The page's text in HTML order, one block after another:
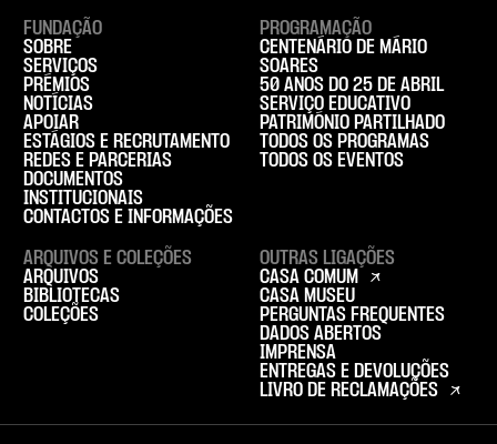
FUNDAÇÃO
SOBRE
SERVIÇOS
PRÉMIOS
NOTÍCIAS
APOIAR
ESTÁGIOS E RECRUTAMENTO
REDES E PARCERIAS
DOCUMENTOS
INSTITUCIONAIS
CONTACTOS E INFORMAÇÕES
PROGRAMAÇÃO
CENTENÁRIO DE MÁRIO
SOARES
50 ANOS DO 25 DE ABRIL
SERVIÇO EDUCATIVO
PATRIMÓNIO PARTILHADO
TODOS OS PROGRAMAS
TODOS OS EVENTOS
ARQUIVOS E COLEÇÕES
ARQUIVOS
BIBLIOTECAS
COLEÇÕES
OUTRAS LIGAÇÕES
CASA COMUM
CASA MUSEU
PERGUNTAS FREQUENTES
DADOS ABERTOS
IMPRENSA
ENTREGAS E DEVOLUÇÕES
LIVRO DE RECLAMAÇÕES